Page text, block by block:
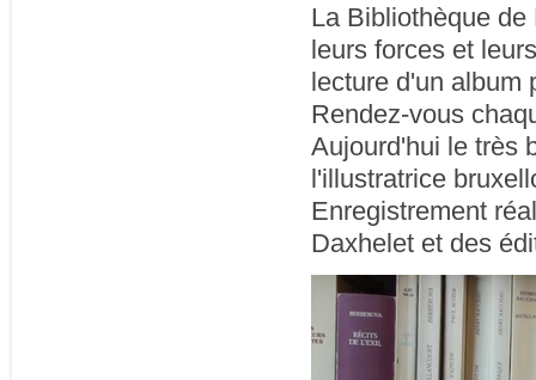
La Bibliothèque
leurs forces et
lecture d'un album
Rendez-vous
Aujourd'hui le très
l'illustratrice
Enregistrement
Daxhelet et des